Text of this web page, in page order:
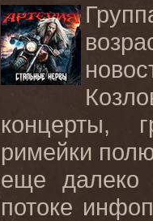
концерты,
римейки
еще далеко
потоке